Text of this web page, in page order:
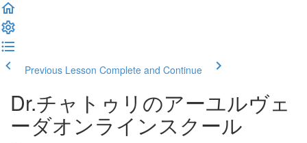
Previous Lesson Complete and Continue
Dr.チャトゥリのアーユルヴェ
ーダオンラインスクール